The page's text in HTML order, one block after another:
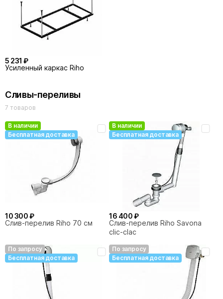
5 231 ₽
Усиленный каркас Riho
Сливы-переливы
7 товаров
В наличии
Бесплатная доставка
10 300 ₽
Слив-перелив Riho 70 см
В наличии
Бесплатная доставка
16 400 ₽
Слив-перелив Riho Savona
clic-clac
По запросу
Бесплатная доставка
По запросу
Бесплатная доставка